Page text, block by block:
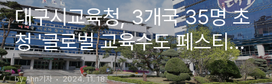
대구시교육청, 3개국 35명 초
청 '글로벌 교육수도 페스티벌'
개최
by Ahn기자 2024. 11. 18.